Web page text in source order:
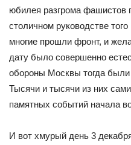
юбилея разгрома
столичном руководстве
многие прошли фронт, и
дату было совершенно
обороны Москвы тогда
Тысячи и тысячи из них
памятных событий начала
И вот хмурый день 3